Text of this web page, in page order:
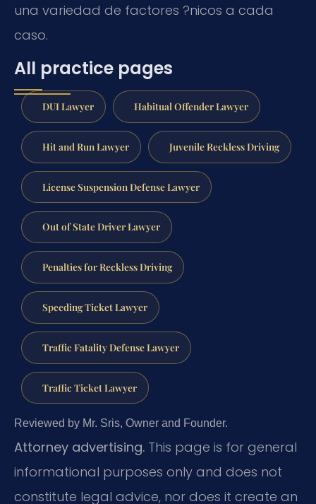
una variedad de factores ?nicos a cada
caso.
All practice pages
DUI Lawyer Habitual Offender Lawyer
Hit and Run Lawyer Juvenile Reckless Driving
License Suspension Defense Lawyer
Out of State Driver Lawyer
Penalties for Reckless Driving
Speeding Ticket Lawyer
Traffic Fatality Defense Lawyer
Traffic Ticket Lawyer
Reviewed by Mr. Sris, Owner and Founder.
Attorney advertising. This page is for general
informational purposes only and does not
constitute legal advice, nor does it create an